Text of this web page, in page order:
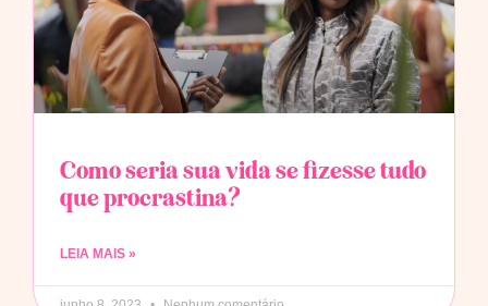
Como seria sua vida se fizesse tudo
que procrastina?
LEIA MAIS »